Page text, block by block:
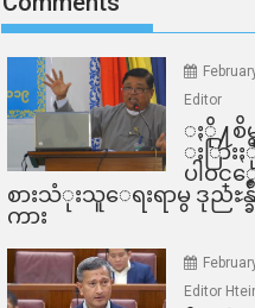
Editor
ႏို႔စိ
ႏြား
ပါဝ
စားသံုးသူေရးရာမွ ဒုညႊ
ကား
Editor